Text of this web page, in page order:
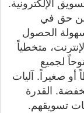
حق في
الحصول
متخطياً
لجميع
أو صغيراً. آليات
القدرة
تسويقهم.